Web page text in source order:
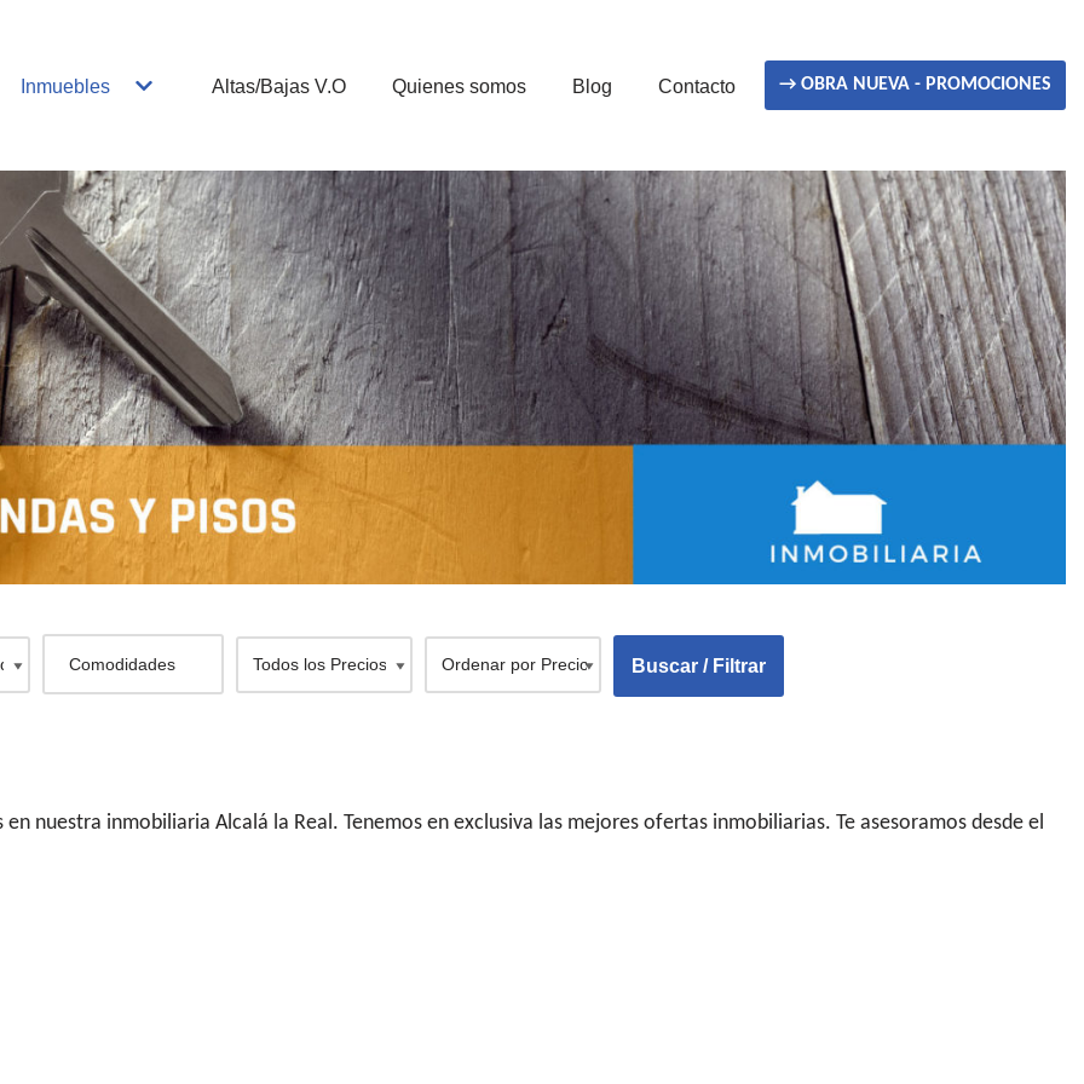
Inmuebles Altas/Bajas V.O Quienes somos Blog Contacto → OBRA NUEVA - PROMOCIONES
nuestra inmobiliaria Alcalá la Real. Tenemos en exclusiva las mejores ofertas inmobiliarias. Te asesoramos desde el